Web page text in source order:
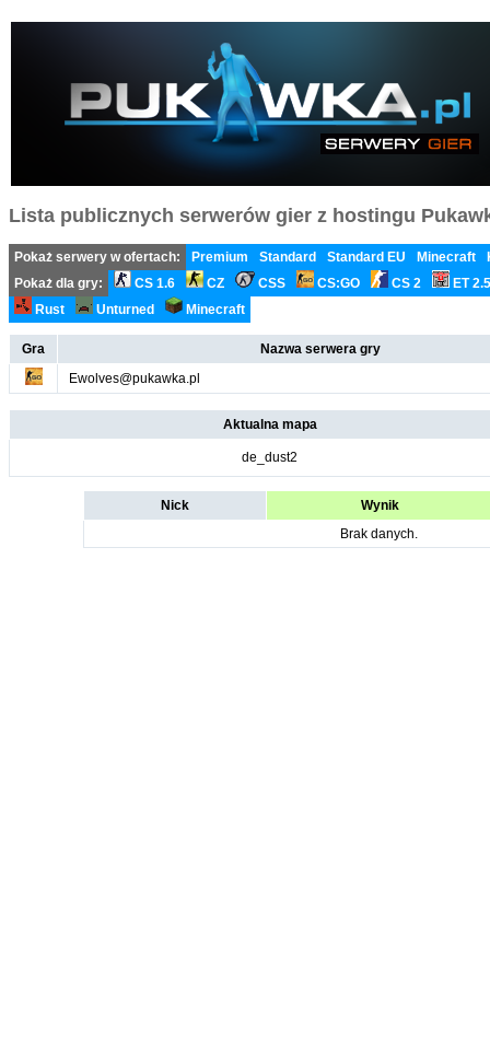
Lista publicznych serwerów gier z hostingu
Pokaż serwery w ofertach: Premium Standard Standard EU Minecraft
Pokaż dla gry:
CS 1.6 CZ CSS CS:GO CS 2
ET
Rust
Unturned Minecraft
Gra
Nazwa serwera gry
Ewolves@pukawka.pl
Aktualna mapa
de_dust2
Nick
Wynik
Brak danych.